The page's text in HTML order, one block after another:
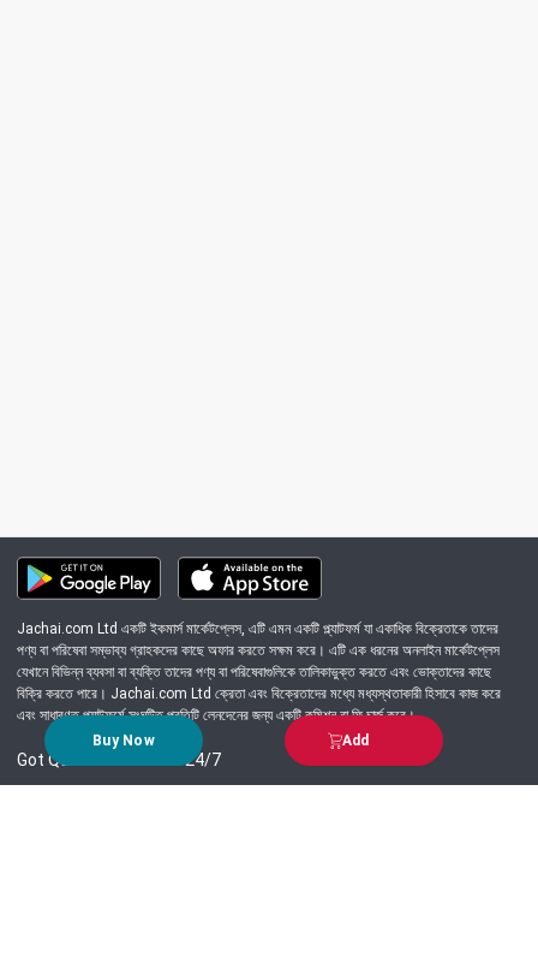
Buy Now Add
Jachai.com Ltd একটি ইকমার্স মার্কেটপ্লেস, এটি এমন একটি প্ল্যাটফর্ম যা একাধিক বিক্রেতাকে তাদের
পণ্য বা পরিষেবা সম্ভাব্য গ্রাহকদের কাছে অফার করতে সক্ষম করে। এটি এক ধরনের অনলাইন মার্কেটপ্লেস
যেখানে বিভিন্ন ব্যবসা বা ব্যক্তি তাদের পণ্য বা পরিষেবাগুলিকে তালিকাভুক্ত করতে এবং ভোক্তাদের কাছে
বিক্রি করতে পারে। Jachai.com Ltd ক্রেতা এবং বিক্রেতাদের মধ্যে মধ্যস্থতাকারী হিসাবে কাজ করে
এবং সাধারণত প্ল্যাটফর্মে সংঘটিত প্রতিটি লেনদেনের জন্য একটি কমিশন বা ফি চার্জ করে।
Got Question? Call us 24/7